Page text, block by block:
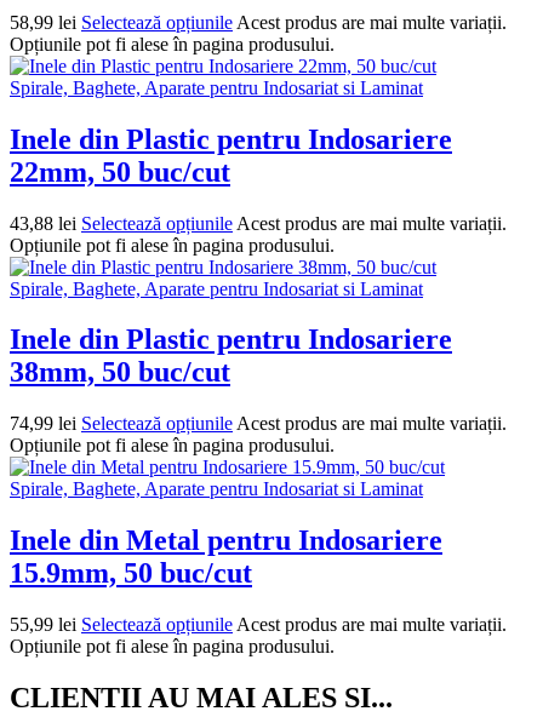
58,99 lei Selectează opțiunile Acest produs are mai multe variații.
Opțiunile pot fi alese în pagina produsului.
Spirale, Baghete, Aparate pentru Indosariat si Laminat
Inele din Plastic pentru Indosariere
22mm, 50 buc/cut
43,88 lei Selectează opțiunile Acest produs are mai multe variații.
Opțiunile pot fi alese în pagina produsului.
Spirale, Baghete, Aparate pentru Indosariat si Laminat
Inele din Plastic pentru Indosariere
38mm, 50 buc/cut
74,99 lei Selectează opțiunile Acest produs are mai multe variații.
Opțiunile pot fi alese în pagina produsului.
Spirale, Baghete, Aparate pentru Indosariat si Laminat
Inele din Metal pentru Indosariere
15.9mm, 50 buc/cut
55,99 lei Selectează opțiunile Acest produs are mai multe variații.
Opțiunile pot fi alese în pagina produsului.
CLIENTII AU MAI ALES SI...